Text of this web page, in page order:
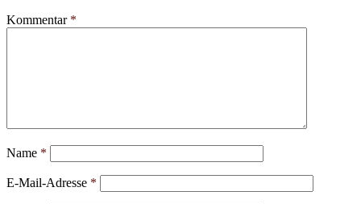
Kommentar *
Name *
E-Mail-Adresse *